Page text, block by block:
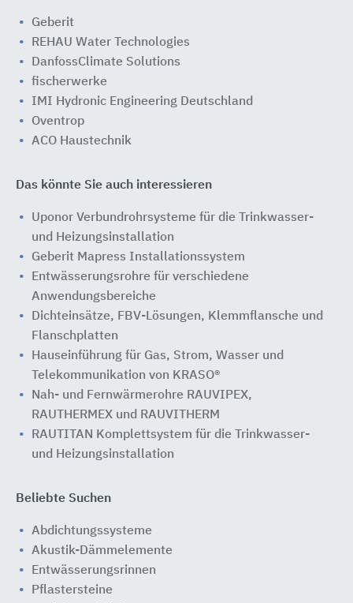
Geberit
REHAU Water Technologies
DanfossClimate Solutions
fischerwerke
IMI Hydronic Engineering Deutschland
Oventrop
ACO Haustechnik
Das könnte Sie auch interessieren
Uponor Verbundrohrsysteme für die Trinkwasser-
und Heizungsinstallation
Geberit Mapress Installationssystem
Entwässerungsrohre für verschiedene
Anwendungsbereiche
Dichteinsätze, FBV-Lösungen, Klemmflansche und
Flanschplatten
Hauseinführung für Gas, Strom, Wasser und
Telekommunikation von KRASO®
Nah- und Fernwärmerohre RAUVIPEX,
RAUTHERMEX und RAUVITHERM
RAUTITAN Komplettsystem für die Trinkwasser-
und Heizungsinstallation
Beliebte Suchen
Abdichtungssysteme
Akustik-Dämmelemente
Entwässerungsrinnen
Pflastersteine